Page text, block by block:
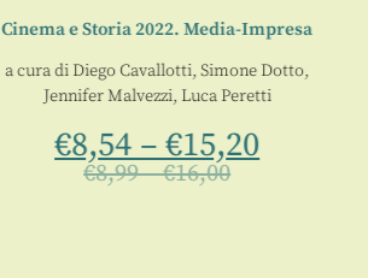
Cinema e Storia 2022. Media-Impresa
a cura diDiego Cavallotti,Simone Dotto,
Jennifer Malvezzi,Luca Peretti
€8,54–€15,20
€8,99–€16,00